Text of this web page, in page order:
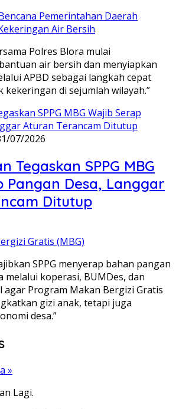
Pemerintahan Daerah
Air Bersih
Polres Blora mulai
air bersih dan menyiapkan
APBD sebagai langkah cepat
kekeringan di sejumlah wilayah.”
07/2026
Tegaskan SPPG MBG
Pangan Desa, Langgar
Ditutup
Gratis (MBG)
SPPG menyerap bahan pangan
melalui koperasi, BUMDes, dan
agar Program Makan Bergizi Gratis
gizi anak, tetapi juga
desa.”
»
Lagi.